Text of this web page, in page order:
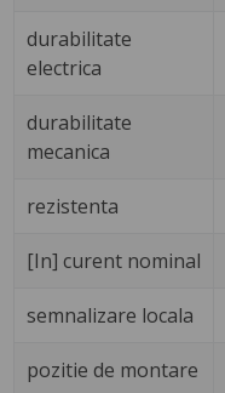
durabilitate
electrica
durabilitate
mecanica
rezistenta
[In] curent nominal
semnalizare locala
pozitie de montare